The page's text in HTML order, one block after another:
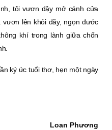
tôi vươn dậy mở cánh cửa
lên khỏi dãy, ngọn đước
khí trong lành giữa chốn
ký ức tuổi thơ, hẹn một ngày
Loan Phương